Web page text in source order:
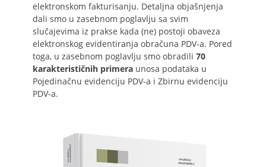
elektronskom fakturisanju. Detaljna objašnjenja
dali smo u zasebnom poglavlju sa svim
slučajevima iz prakse kada (ne) postoji obaveza
elektronskog evidentiranja obračuna PDV-a. Pored
toga, u zasebnom poglavlju smo obradili 70
karakterističnih primera unosa podataka u
Pojedinačnu evidenciju PDV-a i Zbirnu evidenciju
PDV-a.